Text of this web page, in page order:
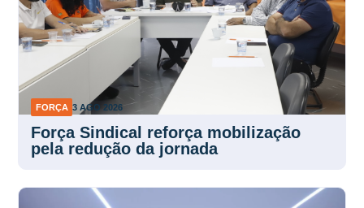
FORÇA 3 AGO 2026
Força Sindical reforça mobilização
pela redução da jornada